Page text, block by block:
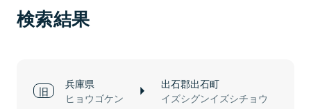
検索結果
兵庫県
ヒョウゴケン
出石郡出石町
イズシグンイズシチョウ